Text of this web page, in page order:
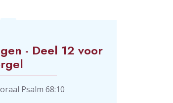
- Deel 12 voor
Psalm 68:10